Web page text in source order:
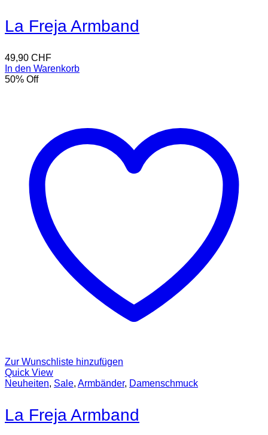
La Freja Armband
49,90 CHF
In den Warenkorb
50% Off
Zur Wunschliste hinzufügen
Quick View
Neuheiten, Sale, Armbänder, Damenschmuck
La Freja Armband